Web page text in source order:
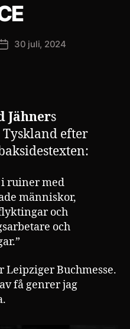
Inläggsdatum
30 juli, 2024
Jähners
efter
i ruiner med
människor,
och
och
Leipziger Buchmesse.
få genrer jag